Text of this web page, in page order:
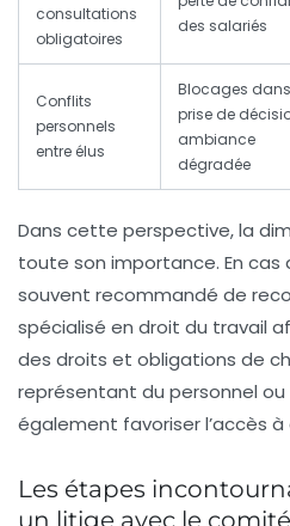
consultations
obligatoires
des salariés
Conflits
personnels
entre élus
Blocages
prise de
ambiance
dégradée
Dans cette perspective, la
toute son importance. En cas
souvent recommandé de
spécialisé en droit du travail
des droits et obligations de
représentant du personnel ou
également favoriser l’accès
Les étapes
un litige avec le